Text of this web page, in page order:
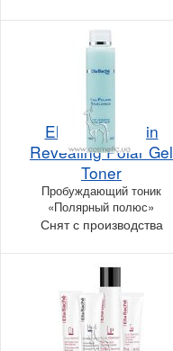
Ella Bache Skin
Revealing Polar Gel
Toner
Пробуждающий тоник
«Полярный полюс»
Снят с производства